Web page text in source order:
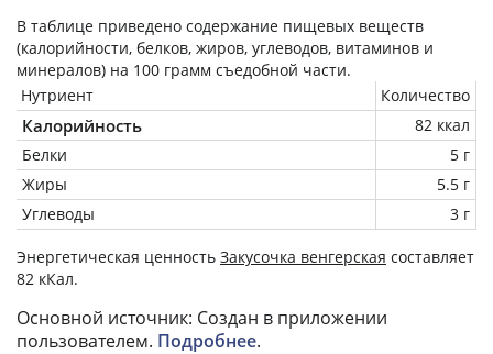
В таблице приведено содержание пищевых веществ
(калорийности, белков, жиров, углеводов, витаминов и
минералов) на 100 грамм съедобной части.
Нутриент
Количество
Калорийность
82 ккал
Белки
5 г
Жиры
5.5 г
Углеводы
3 г
Энергетическая ценность Закусочка венгерская составляет
82 кКал.
Основной источник: Создан в приложении
пользователем. Подробнее.